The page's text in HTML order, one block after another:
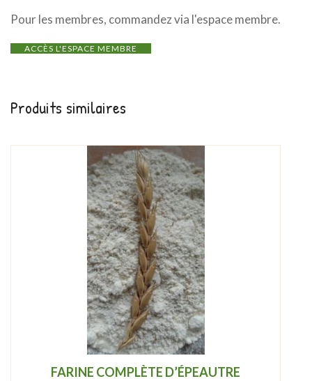
Pour les membres, commandez via l'espace membre.
ACCÈS L'ESPACE MEMBRE
Produits similaires
FARINE COMPLÈTE D’ÉPEAUTRE